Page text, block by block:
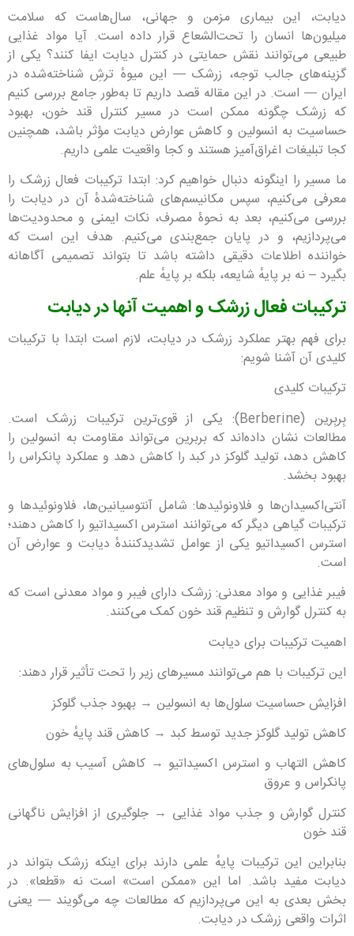
دیابت، این بیماری مزمن و جهانی، سال‌هاست که سلامت
میلیون‌ها انسان را تحت‌الشعاع قرار داده است. آیا مواد غذایی
طبیعی می‌توانند نقش حمایتی در کنترل دیابت ایفا کنند؟ یکی از
گزینه‌های جالب توجه، زرشک — این میوهٔ ترشِ شناخته‌شده در
ایران — است. در این مقاله قصد داریم تا به‌طور جامع بررسی کنیم
که زرشک چگونه ممکن است در مسیر کنترل قند خون، بهبود
حساسیت به انسولین و کاهش عوارض دیابت مؤثر باشد، همچنین
کجا تبلیغات اغراق‌آمیز هستند و کجا واقعیت علمی داریم.
ما مسیر را اینگونه دنبال خواهیم کرد: ابتدا ترکیبات فعال زرشک را
معرفی می‌کنیم، سپس مکانیسم‌های شناخته‌شدهٔ آن در دیابت را
بررسی می‌کنیم، بعد به نحوۀ مصرف، نکات ایمنی و محدودیت‌ها
می‌پردازیم، و در پایان جمع‌بندی می‌کنیم. هدف این است که
خواننده اطلاعات دقیقی داشته باشد تا بتواند تصمیمی آگاهانه
بگیرد – نه بر پایهٔ شایعه، بلکه بر پایهٔ علم.
ترکیبات فعال زرشک و اهمیت آنها در دیابت
برای فهم بهتر عملکرد زرشک در دیابت، لازم است ابتدا با ترکیبات
کلیدی آن آشنا شویم:
ترکیبات کلیدی
بِربِرین (Berberine): یکی از قوی‌ترین ترکیبات زرشک است.
مطالعات نشان داده‌اند که بربرین می‌تواند مقاومت به انسولین را
کاهش دهد، تولید گلوکز در کبد را کاهش دهد و عملکرد پانکراس را
بهبود بخشد.
آنتی‌اکسیدان‌ها و فلاونوئیدها: شامل آنتوسیانین‌ها، فلاونوئیدها و
ترکیبات گیاهی دیگر که می‌توانند استرس اکسیداتیو را کاهش دهند؛
استرس اکسیداتیو یکی از عوامل تشدیدکنندهٔ دیابت و عوارض آن
است.
فیبر غذایی و مواد معدنی: زرشک دارای فیبر و مواد معدنی است که
به کنترل گوارش و تنظیم قند خون کمک می‌کنند.
اهمیت ترکیبات برای دیابت
این ترکیبات با هم می‌توانند مسیرهای زیر را تحت تأثیر قرار دهند:
افزایش حساسیت سلول‌ها به انسولین → بهبود جذب گلوکز
کاهش تولید گلوکز جدید توسط کبد → کاهش قند پایهٔ خون
کاهش التهاب و استرس اکسیداتیو → کاهش آسیب به سلول‌های
پانکراس و عروق
کنترل گوارش و جذب مواد غذایی → جلوگیری از افزایش ناگهانی
قند خون
بنابراین این ترکیبات پایهٔ علمی دارند برای اینکه زرشک بتواند در
دیابت مفید باشد. اما این «ممکن است» است نه «قطعا». در
بخش بعدی به این می‌پردازیم که مطالعات چه می‌گویند — یعنی
اثرات واقعی زرشک در دیابت.